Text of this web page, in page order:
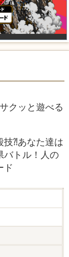
クッと遊べる
技⁈あなた達は
バトル！人の
ド